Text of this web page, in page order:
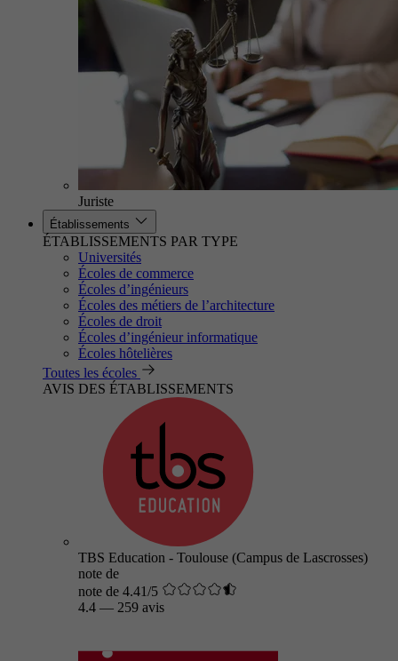
Juriste
Établissements
ÉTABLISSEMENTS PAR TYPE
Universités
Écoles de commerce
Écoles d’ingénieurs
Écoles des métiers de l’architecture
Écoles de droit
Écoles d’ingénieur informatique
Écoles hôtelières
Toutes les écoles
AVIS DES ÉTABLISSEMENTS
TBS Education - Toulouse (Campus de Lascrosses)
note de
note de 4.41/5
4.4 — 259 avis